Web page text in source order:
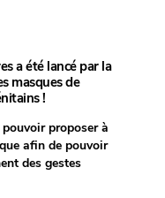
a été lancé par la
masques de
!
proposer à
afin de pouvoir
des gestes